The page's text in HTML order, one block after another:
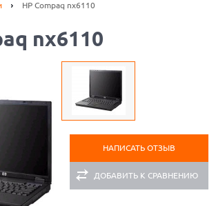
HP Compaq nx6110
nx6110
НАПИСАТЬ ОТЗЫВ
ДОБАВИТЬ К СРАВНЕНИЮ